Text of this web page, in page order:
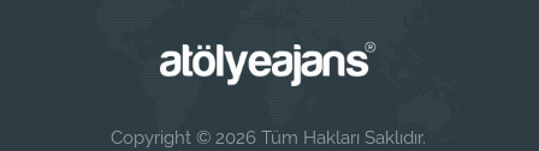
Copyright © 2026 Tüm Hakları Saklıdır.